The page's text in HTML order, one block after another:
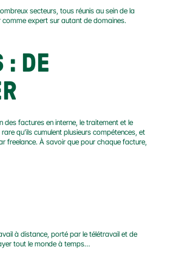
comme expert sur autant de domaines.
: DE
des factures en interne, le traitement et le
qu’ils cumulent plusieurs compétences, et
freelance. À savoir que pour chaque facture,
à distance, porté par le télétravail et de
tout le monde à temps…